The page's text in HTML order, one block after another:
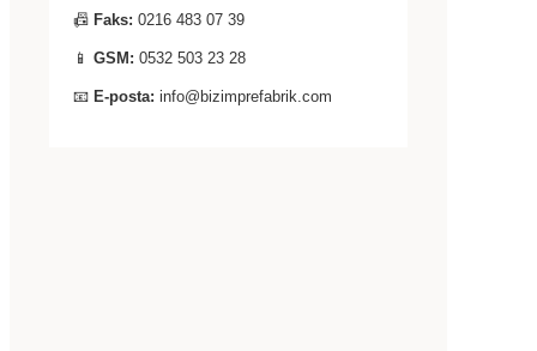
📠 Faks: 0216 483 07 39
📱 GSM: 0532 503 23 28
📧 E-posta: info@bizimprefabrik.com